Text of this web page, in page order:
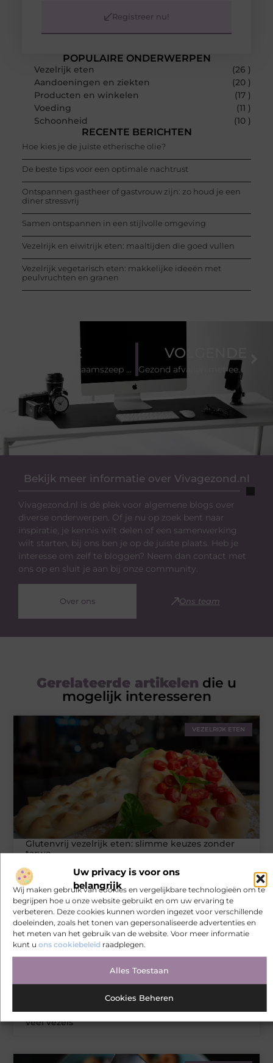
Uw privacy is voor ons
belangrijk
Wij maken gebruik van cookies en vergelijkbare technologieën om te
begrijpen hoe u onze website gebruikt en om uw ervaring te
verbeteren. Deze cookies kunnen worden ingezet voor verschillende
doeleinden, zoals het tonen van gepersonaliseerde advertenties en
het meten van het gebruik van de website. Voor meer informatie
kunt u ons cookiebeleid raadplegen.
Alles Toestaan
Cookies Beheren
POPULAIRE ONDERWERPEN
Vezelrijk eten
(26 )
Aandoeningen en ziekten
(20 )
Producten en winkelen
(17 )
Voeding
(11 )
Schoonheid
(10 )
RECENTE BERICHTEN
Hoe kies je de juiste etherische olie?
De beste tips voor een optimale nachtrust
Ontspannen gastheer of gastvrouw zijn: zo houd je een
diner stressvrij
Samen ontspannen in een stijlvolle omgeving
Vezelrijk en eiwitrijk eten: maaltijden die goed vullen
Vezelrijk vegetarisch eten: makkelijke ideeën met
peulvruchten en granen
Registreer nu!
Bekijk meer informatie over Vivagezond.nl
Vivagezond.nl is dé plek voor algemene blogs over
diverse onderwerpen. Of je nu op zoek bent naar
inspiratie, je kennis wilt delen of een samenwerking
wilt starten, bij ons ben je op de juiste plaats. Heb je
interesse om zelf te bloggen? Neem dan contact met
ons op en sluit je aan bij onze community.
Over ons Ons team
VORIGE
Waarom lichaamszeep gebruiken
VOLGENDE
Gezond afvallen met een koolhydraatarm dieet
Gerelateerde artikelen die u
mogelijk interesseren
VEZELRIJK ETEN
Glutenvrij vezelrijk eten: slimme keuzes zonder
tarwe
VEZELRIJK ETEN
Vezelrijk vegan eten: plantaardige producten met
veel vezels